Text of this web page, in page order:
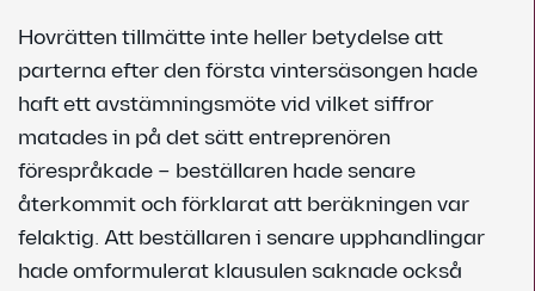
Hovrätten tillmätte inte heller betydelse att
parterna efter den första vintersäsongen hade
haft ett avstämningsmöte vid vilket siffror
matades in på det sätt entreprenören
förespråkade – beställaren hade senare
återkommit och förklarat att beräkningen var
felaktig. Att beställaren i senare upphandlingar
hade omformulerat klausulen saknade också